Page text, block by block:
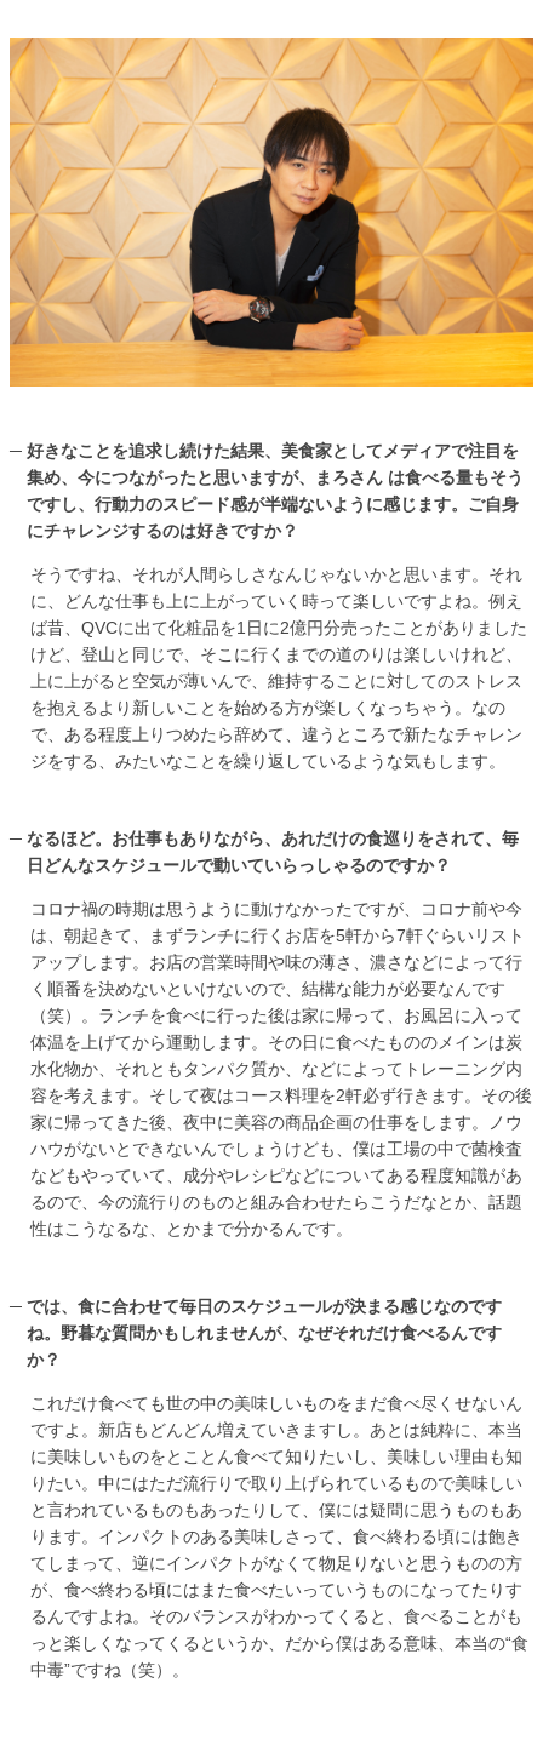
好きなことを追求し続けた結果、美食家としてメディアで注目を
集め、今につながったと思いますが、まろさん は食べる量もそう
ですし、行動力のスピード感が半端ないように感じます。ご自身
にチャレンジするのは好きですか？
そうですね、それが人間らしさなんじゃないかと思います。それ
に、どんな仕事も上に上がっていく時って楽しいですよね。例え
ば昔、QVCに出て化粧品を1日に2億円分売ったことがありました
けど、登山と同じで、そこに行くまでの道のりは楽しいけれど、
上に上がると空気が薄いんで、維持することに対してのストレス
を抱えるより新しいことを始める方が楽しくなっちゃう。なの
で、ある程度上りつめたら辞めて、違うところで新たなチャレン
ジをする、みたいなことを繰り返しているような気もします。
なるほど。お仕事もありながら、あれだけの食巡りをされて、毎
日どんなスケジュールで動いていらっしゃるのですか？
コロナ禍の時期は思うように動けなかったですが、コロナ前や今
は、朝起きて、まずランチに行くお店を5軒から7軒ぐらいリスト
アップします。お店の営業時間や味の薄さ、濃さなどによって行
く順番を決めないといけないので、結構な能力が必要なんです
（笑）。ランチを食べに行った後は家に帰って、お風呂に入って
体温を上げてから運動します。その日に食べたもののメインは炭
水化物か、それともタンパク質か、などによってトレーニング内
容を考えます。そして夜はコース料理を2軒必ず行きます。その後
家に帰ってきた後、夜中に美容の商品企画の仕事をします。ノウ
ハウがないとできないんでしょうけども、僕は工場の中で菌検査
などもやっていて、成分やレシピなどについてある程度知識があ
るので、今の流行りのものと組み合わせたらこうだなとか、話題
性はこうなるな、とかまで分かるんです。
では、食に合わせて毎日のスケジュールが決まる感じなのです
ね。野暮な質問かもしれませんが、なぜそれだけ食べるんです
か？
これだけ食べても世の中の美味しいものをまだ食べ尽くせないん
ですよ。新店もどんどん増えていきますし。あとは純粋に、本当
に美味しいものをとことん食べて知りたいし、美味しい理由も知
りたい。中にはただ流行りで取り上げられているもので美味しい
と言われているものもあったりして、僕には疑問に思うものもあ
ります。インパクトのある美味しさって、食べ終わる頃には飽き
てしまって、逆にインパクトがなくて物足りないと思うものの方
が、食べ終わる頃にはまた食べたいっていうものになってたりす
るんですよね。そのバランスがわかってくると、食べることがも
っと楽しくなってくるというか、だから僕はある意味、本当の“食
中毒”ですね（笑）。